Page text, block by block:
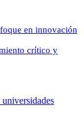
en innovación
crítico y